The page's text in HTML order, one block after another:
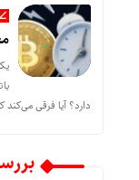
دارد؟ آیا فرقی